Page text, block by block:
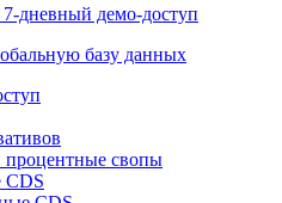
& Funds
Funds
7-дневный
базу данных